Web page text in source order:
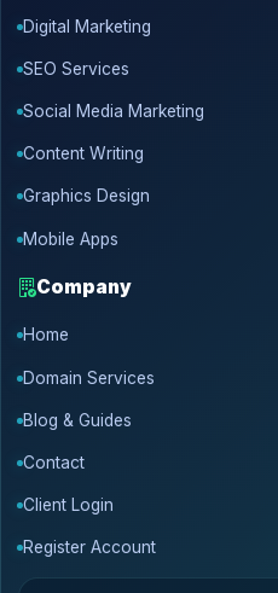
Digital Marketing
SEO Services
Social Media Marketing
Content Writing
Graphics Design
Mobile Apps
Company
Home
Domain Services
Blog & Guides
Contact
Client Login
Register Account